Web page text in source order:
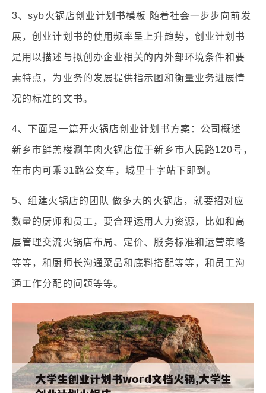
3、syb火锅店创业计划书模板 随着社会一步步向前发
展，创业计划书的使用频率呈上升趋势，创业计划书
是用以描述与拟创办企业相关的内外部环境条件和要
素特点，为业务的发展提供指示图和衡量业务进展情
况的标准的文书。
4、下面是一篇开火锅店创业计划书方案：公司概述
新乡市鲜羔楼涮羊肉火锅店位于新乡市人民路120号，
在市内可乘31路公交车，城里十字站下即到。
5、组建火锅店的团队 做多大的火锅店，就要招对应
数量的厨师和员工，要合理运用人力资源，比如和高
层管理交流火锅店布局、定价、服务标准和运营策略
等等，和厨师长沟通菜品和底料搭配等等，和员工沟
通工作分配的问题等等。